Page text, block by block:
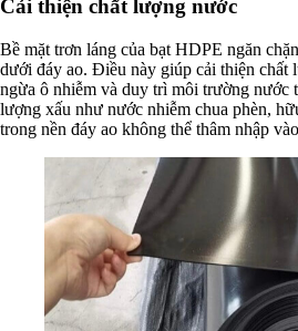
Cải thiện chất lượng nước
Bề mặt trơn láng của bạt HDPE ngăn
dưới đáy ao. Điều này giúp cải thiện chất
ngừa ô nhiễm và duy trì môi trường nước
lượng xấu như nước nhiễm chua phèn,
trong nền đáy ao không thể thâm nhập